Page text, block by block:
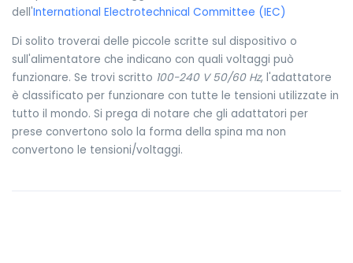
dell'International Electrotechnical Committee (IEC)
Di solito troverai delle piccole scritte sul dispositivo o
sull'alimentatore che indicano con quali voltaggi può
funzionare. Se trovi scritto 100-240 V 50/60 Hz, l'adattatore
è classificato per funzionare con tutte le tensioni utilizzate in
tutto il mondo. Si prega di notare che gli adattatori per
prese convertono solo la forma della spina ma non
convertono le tensioni/voltaggi.